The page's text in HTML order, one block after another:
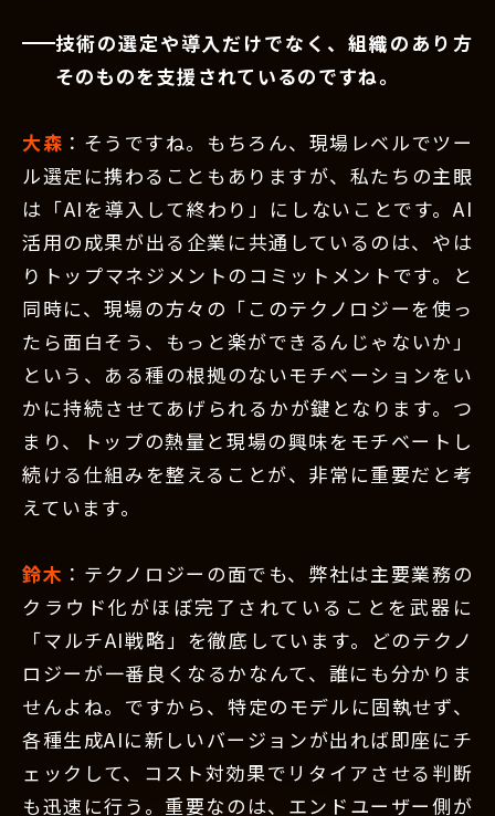
技術の選定や導入だけでなく、組織のあり方
そのものを支援されているのですね。
大森 ：そうですね。もちろん、現場レベルでツー
ル選定に携わることもありますが、私たちの主眼
は「AIを導入して終わり」にしないことです。AI
活用の成果が出る企業に共通しているのは、やは
りトップマネジメントのコミットメントです。と
同時に、現場の方々の「このテクノロジーを使っ
たら面白そう、もっと楽ができるんじゃないか」
という、ある種の根拠のないモチベーションをい
かに持続させてあげられるかが鍵となります。つ
まり、トップの熱量と現場の興味をモチベートし
続ける仕組みを整えることが、非常に重要だと考
えています。
鈴木 ：テクノロジーの面でも、弊社は主要業務の
クラウド化がほぼ完了されていることを武器に
「マルチAI戦略」を徹底しています。どのテクノ
ロジーが一番良くなるかなんて、誰にも分かりま
せんよね。ですから、特定のモデルに固執せず、
各種生成AIに新しいバージョンが出れば即座にチ
ェックして、コスト対効果でリタイアさせる判断
も迅速に行う。重要なのは、エンドユーザー側が